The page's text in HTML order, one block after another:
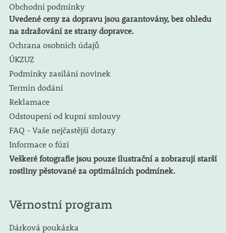
Obchodní podmínky
Uvedené ceny za dopravu jsou garantovány, bez ohledu
na zdražování ze strany dopravce.
Ochrana osobních údajů
ÚKZUZ
Podmínky zasílání novinek
Termín dodání
Reklamace
Odstoupení od kupní smlouvy
FAQ - Vaše nejčastější dotazy
Informace o fúzi
Veškeré fotografie jsou pouze ilustrační a zobrazují starší
rostliny pěstované za optimálních podmínek.
Věrnostní program
Dárková poukázka